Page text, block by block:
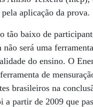
aplicação da prova.
tão baixo de
não será uma
do ensino. O
de
brasileiros na
partir de 2009 que